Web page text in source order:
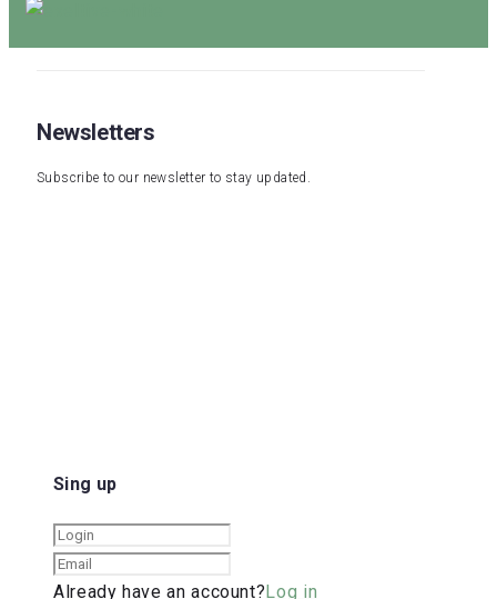
Newsletters
Subscribe to our newsletter to stay updated.
Sing up
Already have an account?Log in